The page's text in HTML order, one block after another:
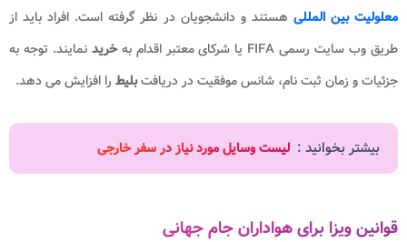
معلولیت بین المللی هستند و دانشجویان در نظر گرفته است. افراد باید از
طریق وب سایت رسمی FIFA یا شرکای معتبر اقدام به
خریدنمایند. توجه به
جزئیات و زمان ثبت نام، شانس موفقیت در دریافتبلیط را افزایش می دهد.
بیشتر بخوانید : لیست وسایل مورد نیاز در سفر خارجی
قوانین ویزا برای هواداران جام جهانی